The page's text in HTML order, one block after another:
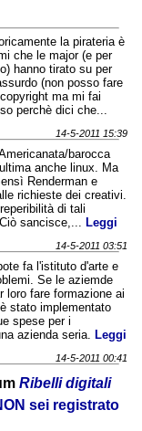
la pirateria è
che le major (e per
hanno tirato su per
(non posso fare
ma mi fai
perchè dici che...
14-5-2011 15:39
barocca
anche linux. Ma
Renderman e
richieste dei creativi.
di tali
sancisce,... Leggi
14-5-2011 03:51
fa l'istituto d'arte e
Se le aziemde
loro fare formazione ai
stato implementato
spese per i
azienda seria. Leggi
14-5-2011 00:41
Ribelli digitali
sei registrato